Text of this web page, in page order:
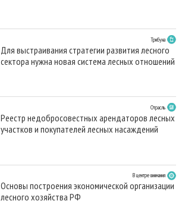
Трибуна
Для выстраивания стратегии развития лесного
сектора нужна новая система лесных отношений
Отрасль
Реестр недобросовестных арендаторов лесных
участков и покупателей лесных насаждений
В центре внимания
Основы построения экономической организации
лесного хозяйства РФ